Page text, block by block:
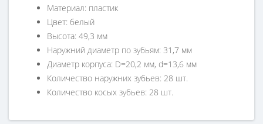
Материал: пластик
Цвет: белый
Высота: 49,3 мм
Наружний диаметр по зубьям: 31,7 мм
Диаметр корпуса: D=20,2 мм, d=13,6 мм
Количество наружних зубьев: 28 шт.
Количество косых зубьев: 28 шт.